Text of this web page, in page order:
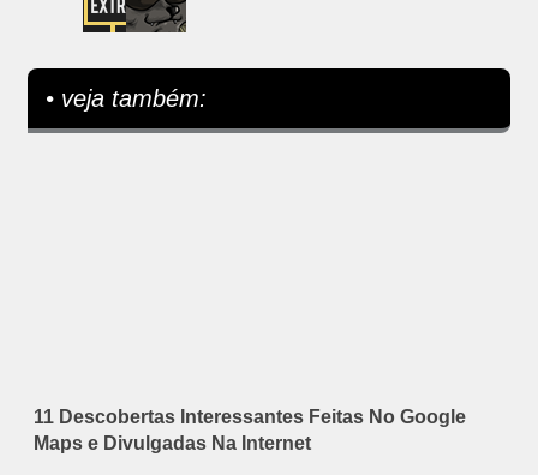
• veja também:
11 Descobertas Interessantes Feitas No Google
Maps e Divulgadas Na Internet